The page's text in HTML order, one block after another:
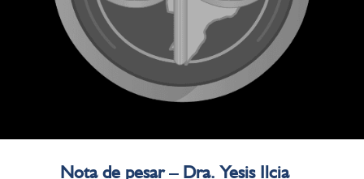
Nota de pesar – Dra. Yesis Ilcia